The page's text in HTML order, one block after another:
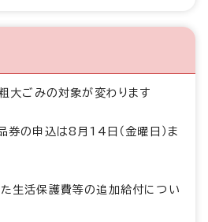
大ごみの対象が変わります
券の申込は8月14日（金曜日）ま
生活保護費等の追加給付につい